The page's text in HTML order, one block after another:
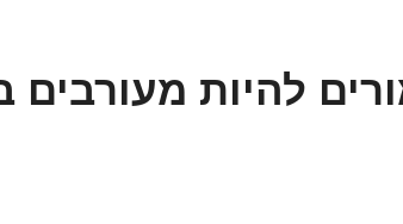
להיות מעורבים